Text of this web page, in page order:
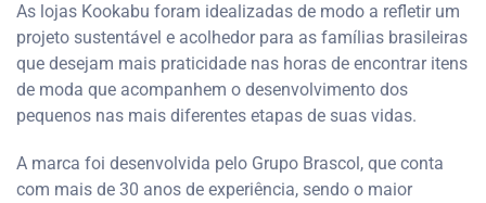
As lojas Kookabu foram idealizadas de modo a refletir um
projeto sustentável e acolhedor para as famílias brasileiras
que desejam mais praticidade nas horas de encontrar itens
de moda que acompanhem o desenvolvimento dos
pequenos nas mais diferentes etapas de suas vidas.
A marca foi desenvolvida pelo Grupo Brascol, que conta
com mais de 30 anos de experiência, sendo o maior